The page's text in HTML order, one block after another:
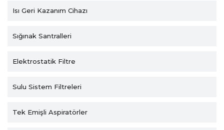
Isı Geri Kazanım Cihazı
Sığınak Santralleri
Elektrostatik Filtre
Sulu Sistem Filtreleri
Tek Emişli Aspiratörler